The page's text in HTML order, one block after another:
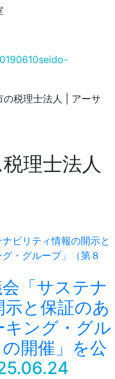
の税理士法人 | アーサ
理士法人
「サステナ
と保証のあ
キング・グル
開催」を公